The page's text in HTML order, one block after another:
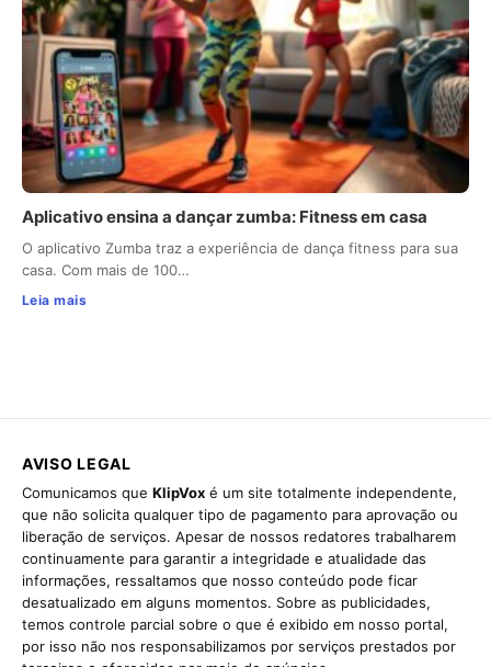
Aplicativo ensina a dançar zumba: Fitness em casa
O aplicativo Zumba traz a experiência de dança fitness para sua
casa. Com mais de 100…
Leia mais
AVISO LEGAL
Comunicamos que KlipVox é um site totalmente independente,
que não solicita qualquer tipo de pagamento para aprovação ou
liberação de serviços. Apesar de nossos redatores trabalharem
continuamente para garantir a integridade e atualidade das
informações, ressaltamos que nosso conteúdo pode ficar
desatualizado em alguns momentos. Sobre as publicidades,
temos controle parcial sobre o que é exibido em nosso portal,
por isso não nos responsabilizamos por serviços prestados por